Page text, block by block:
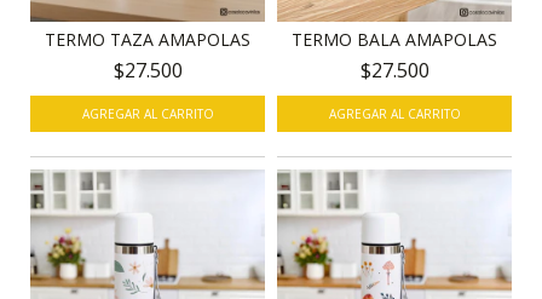
TERMO TAZA AMAPOLAS
$27.500
TERMO BALA AMAPOLAS
$27.500
AGREGAR AL CARRITO